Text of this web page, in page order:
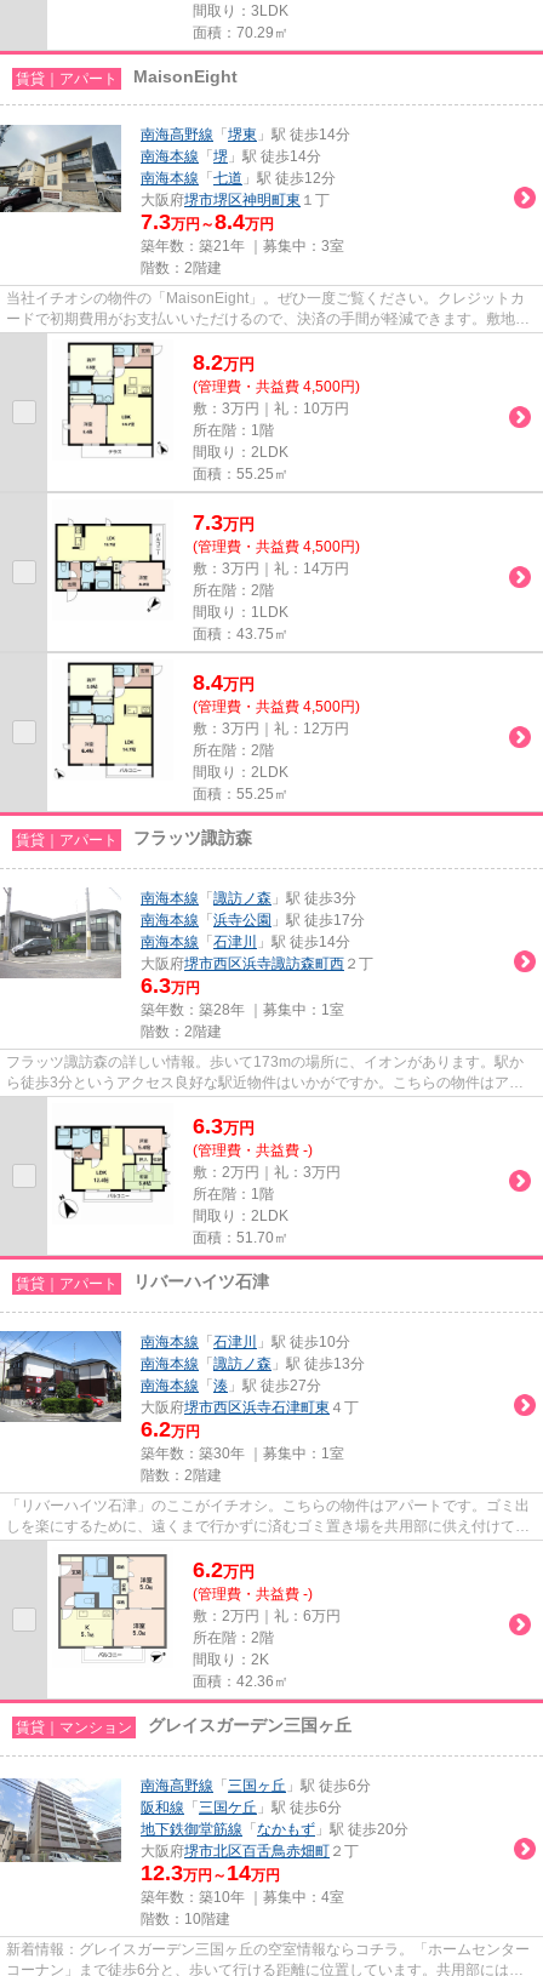
間取り：3LDK
面積：70.29㎡
賃貸｜アパート MaisonEight
南海高野線 「 堺東 」駅 徒歩14分
南海本線 「 堺 」駅 徒歩14分
南海本線 「 七道 」駅 徒歩12分
大阪府堺市堺区神明町東 １丁
7.3万円～8.4万円
築年数：築21年 ｜募集中： 3室
階数：2階建
当社イチオシの物件の「MaisonEight」。ぜひ一度ご覧ください。クレジットカ
ードで初期費用がお支払いいただけるので、決済の手間が軽減できます。敷地内
にごみ置き場があります。こち...
8.2万円
(管理費・共益費 4,500円)
敷：3万円｜礼：10万円
所在階：1階
間取り：2LDK
面積：55.25㎡
7.3万円
(管理費・共益費 4,500円)
敷：3万円｜礼：14万円
所在階：2階
間取り：1LDK
面積：43.75㎡
8.4万円
(管理費・共益費 4,500円)
敷：3万円｜礼：12万円
所在階：2階
間取り：2LDK
面積：55.25㎡
賃貸｜アパート フラッツ諏訪森
南海本線 「 諏訪ノ森 」駅 徒歩3分
南海本線 「 浜寺公園 」駅 徒歩17分
南海本線 「 石津川
」駅 徒歩14分
大阪府堺市西区浜寺諏訪森町西 ２丁
6.3万円
築年数：築28年 ｜募集中： 1室
階数：2階建
フラッツ諏訪森の詳しい情報。歩いて173mの場所に、イオンがあります。駅か
ら徒歩3分というアクセス良好な駅近物件はいかがですか。こちらの物件はアパ
6.3万円
(管理費・共益費 -)
敷：2万円｜礼：3万円
所在階：1階
間取り：2LDK
面積：51.70㎡
賃貸｜アパート リバーハイツ石津
南海本線 「 石津川
」駅 徒歩10分
南海本線 「 諏訪ノ森 」駅 徒歩13分
南海本線 「 湊 」駅 徒歩27分
大阪府堺市西区浜寺石津町東 ４丁
6.2万円
築年数：築30年 ｜募集中： 1室
階数：2階建
「リバーハイツ石津」のここがイチオシ。こちらの物件はアパートです。ゴミ出
しを楽にするために、遠くまで行かずに済むゴミ置き場を共用部に供え付けてお
6.2万円
(管理費・共益費 -)
敷：2万円｜礼：6万円
所在階：2階
間取り：2K
面積：42.36㎡
賃貸｜マンション グレイスガーデン三国ヶ丘
南海高野線 「 三国ヶ丘 」駅 徒歩6分
阪和線 「 三国ケ丘 」駅 徒歩6分
地下鉄御堂筋線 「 なかもず 」駅 徒歩20分
大阪府堺市北区百舌鳥赤畑町 ２丁
12.3万円～ 14万円
築年数：築10年 ｜募集中： 4室
階数：10階建
新着情報：グレイスガーデン三国ヶ丘の空室情報ならコチラ。「ホームセンター
コーナン」まで徒歩6分と、歩いて行ける距離に位置しています。共用部にはエ